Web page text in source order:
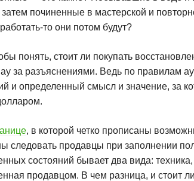
починенные в мастерской и
то они потом будут?
понять, стоит ли покупать
за разъяснениями. Ведь по правилам
и определенный смысл и значение, за
, в которой четко прописаны
следовать продавцы при заполнении
состояний бывает два вида:
продавцом. В чем разница, и стоит